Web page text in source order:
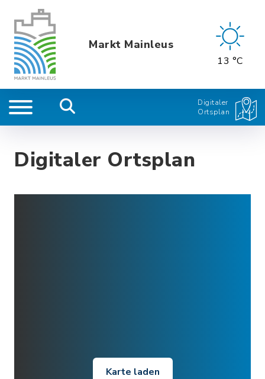
Markt Mainleus
13 °C
Digitaler
Ortsplan
Digitaler Ortsplan
Karte laden